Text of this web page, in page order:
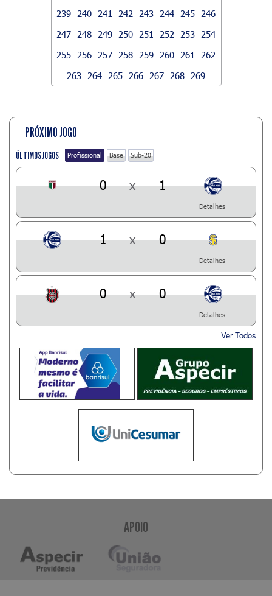
239
240 241 242 243 244 245
246
247
248 249 250 251 252 253
254
255
256 257 258 259 260 261
262
263
264 265 266 267 268 269
PRÓXIMO JOGO
ÚLTIMOS JOGOS Profissional Base Sub-20
0 x 1
Detalhes
1 x 0
Detalhes
0 x 0
Detalhes
Ver Todos
APOIO